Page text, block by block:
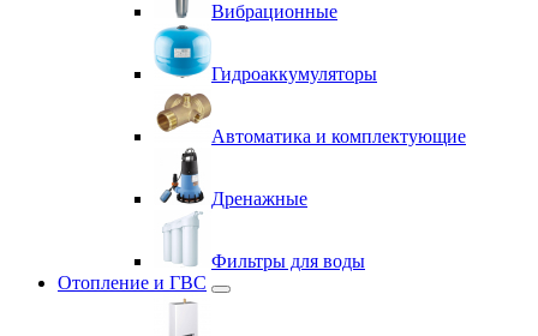
Вибрационные
Гидроаккумуляторы
Автоматика и комплектующие
Дренажные
Фильтры для воды
Отопление и ГВС